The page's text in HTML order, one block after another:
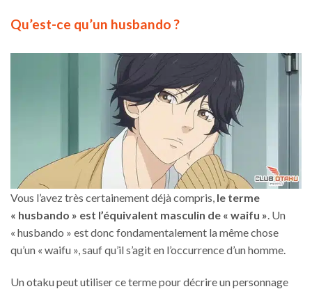
Qu’est-ce qu’un husbando ?
Vous l’avez très certainement déjà compris, le terme
« husbando » est l’équivalent masculin de « waifu ». Un
« husbando » est donc fondamentalement la même chose
qu’un « waifu », sauf qu’il s’agit en l’occurrence d’un homme.
Un otaku peut utiliser ce terme pour décrire un personnage